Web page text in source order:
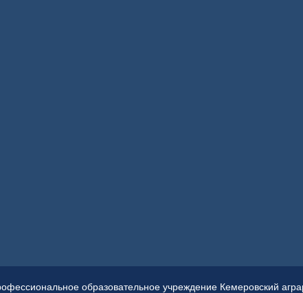
образовательное учреждение Кемеровский